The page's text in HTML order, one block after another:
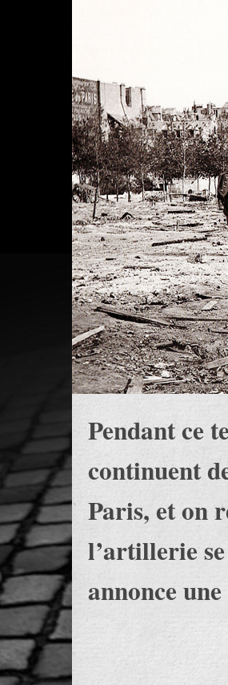
Pendant ce
continuent
Paris, et on
l’artillerie
annonce